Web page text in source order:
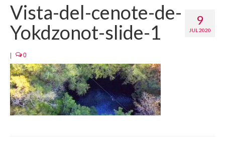
9
JUL 2020
Vista-del-cenote-de-
Yokdzonot-slide-1
0